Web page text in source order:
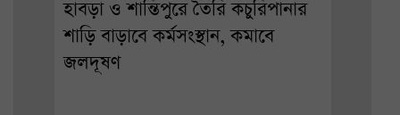
হাবড়া ও শান্তিপুরে তৈরি কচুরিপানার
শাড়ি বাড়াবে কর্মসংস্থান, কমাবে
জলদূষণ